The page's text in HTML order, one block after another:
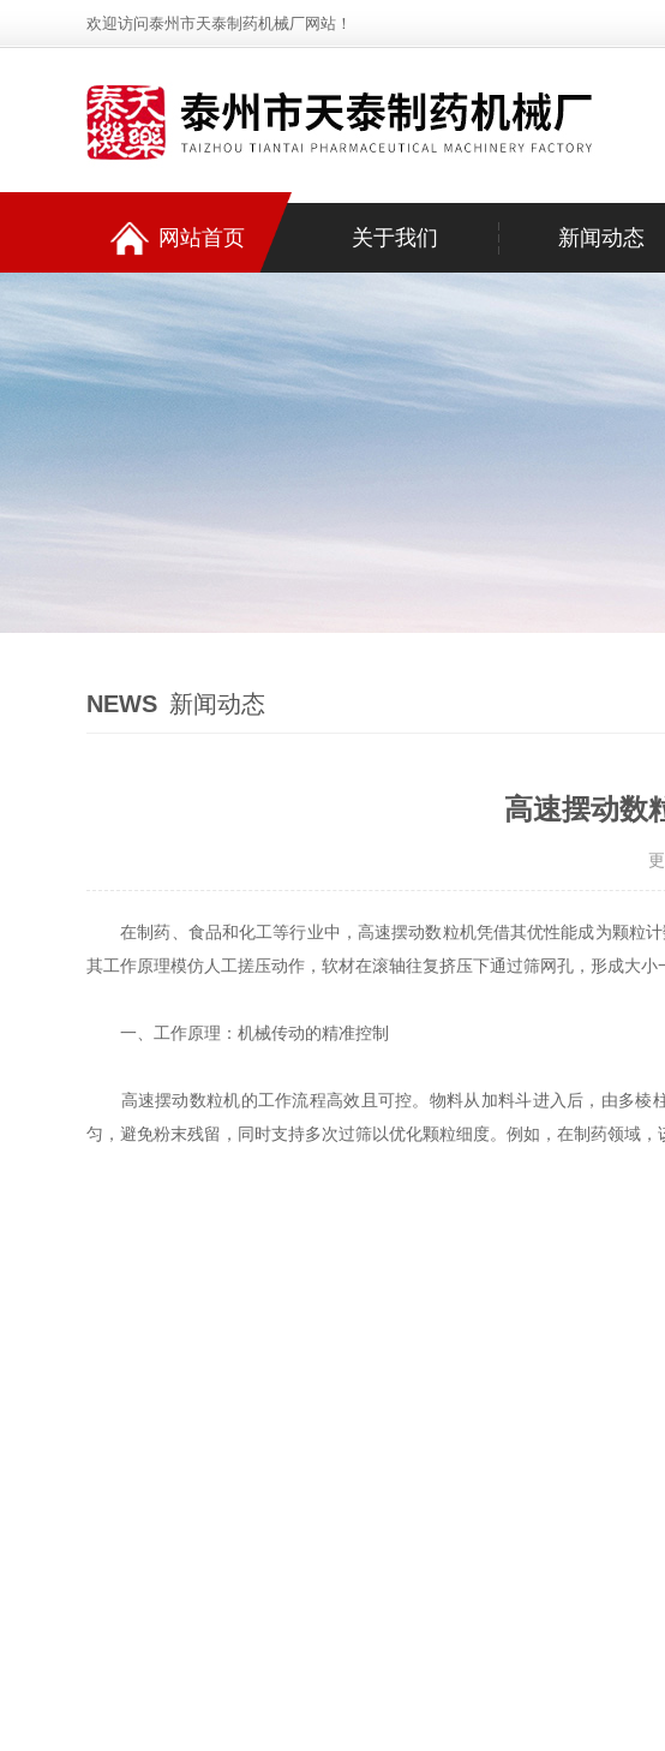
欢迎访问泰州市天泰制药机械厂网站！
网站首页 关于我们 新闻动态
NEWS 新闻动态
高速摆动数
在制药、食品和化工等行业中，高速摆动数粒机凭借其优性能成为颗粒计
其工作原理模仿人工搓压动作，软材在滚轴往复挤压下通过筛网孔，形成大
一、工作原理：机械传动的精准控制
高速摆动数粒机的工作流程高效且可控。物料从加料斗进入后，由多棱
匀，避免粉末残留，同时支持多次过筛以优化颗粒细度。例如，在制药领域